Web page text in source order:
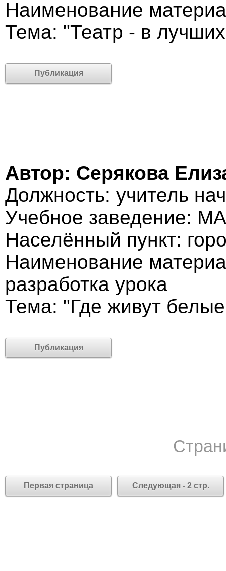
Наименование
Тема: "Театр - в
Публикация
Автор: Серякова
Должность: учитель
Учебное заведение:
Населённый пункт:
Наименование
разработка урока
Тема: "Где живут
Публикация
Первая страница Следующая - 2 стр.